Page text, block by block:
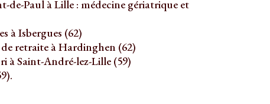
de-Paul à Lille : médecine gériatrique et
à Isbergues (62)
retraite à Hardinghen (62)
à Saint-André-lez-Lille (59)